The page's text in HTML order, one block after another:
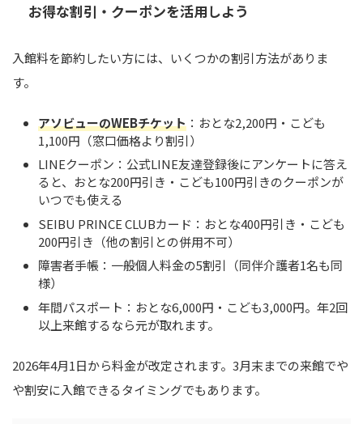
お得な割引・クーポンを活用しよう
入館料を節約したい方には、いくつかの割引方法がありま
す。
アソビューのWEBチケット ：おとな2,200円・こども
1,100円（窓口価格より割引）
LINEクーポン：公式LINE友達登録後にアンケートに答え
ると、おとな200円引き・こども100円引きのクーポンが
いつでも使える
SEIBU PRINCE CLUBカード：おとな400円引き・こども
200円引き（他の割引との併用不可）
障害者手帳：一般個人料金の5割引（同伴介護者1名も同
様）
年間パスポート：おとな6,000円・こども3,000円。年2回
以上来館するなら元が取れます。
2026年4月1日から料金が改定されます。3月末までの来館でや
や割安に入館できるタイミングでもあります。